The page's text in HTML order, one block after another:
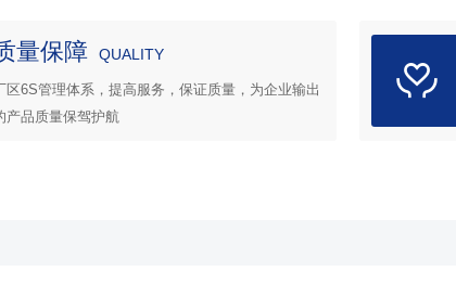
量保障 QUALITY
区6S管理体系，提高服务，保证质量，为企业输出
产品质量保驾护航